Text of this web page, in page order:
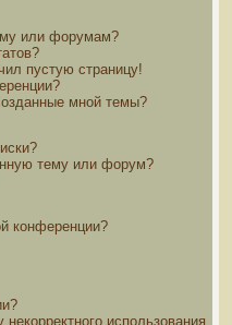
или форумам?
пустую страницу!
мной темы?
тему или форум?
конференции?
использования